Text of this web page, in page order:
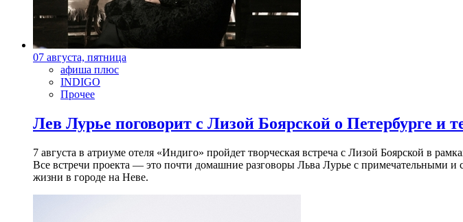
07 августа, пятница
афиша плюс
INDIGO
Прочее
Лев Лурье поговорит с Лизой Боярской о Петербурге и
7 августа в атриуме отеля «Индиго» пройдет творческая встреча с Лизой Боярской в
Все встречи проекта — это почти домашние разговоры Льва Лурье с примечательными
жизни в городе на Неве.